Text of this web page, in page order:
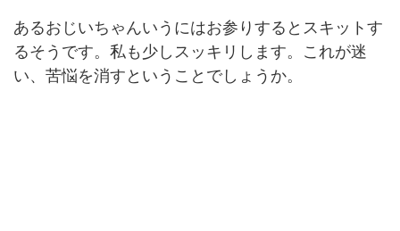
あるおじいちゃんいうにはお参りするとスキットす
るそうです。私も少しスッキリします。これが迷
い、苦悩を消すということでしょうか。